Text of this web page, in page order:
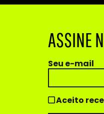
ASSINE
Seu e-mail
Aceito